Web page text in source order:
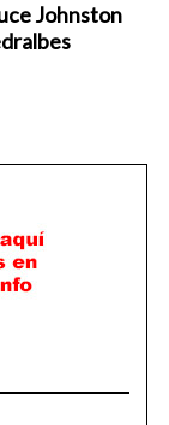
Johnston